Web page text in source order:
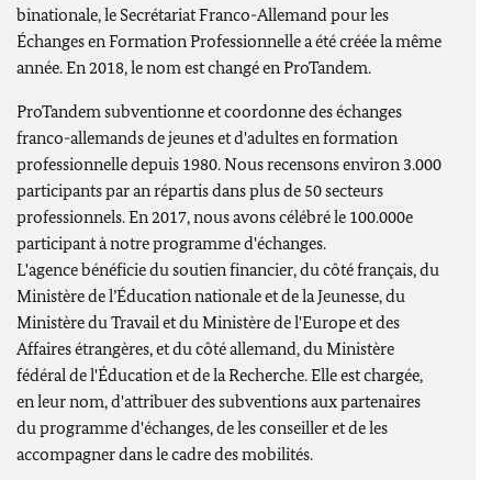
binationale, le Secrétariat Franco-Allemand pour les
Échanges en Formation Professionnelle a été créée la même
année. En 2018, le nom est changé en ProTandem.
ProTandem subventionne et coordonne des échanges
franco-allemands de jeunes et d'adultes en formation
professionnelle depuis 1980. Nous recensons environ 3.000
participants par an répartis dans plus de 50 secteurs
professionnels. En 2017, nous avons célébré le 100.000e
participant à notre programme d'échanges.
L'agence bénéficie du soutien financier, du côté français, du
Ministère de l’Éducation nationale et de la Jeunesse, du
Ministère du Travail et du Ministère de l'Europe et des
Affaires étrangères, et du côté allemand, du Ministère
fédéral de l'Éducation et de la Recherche. Elle est chargée,
en leur nom, d'attribuer des subventions aux partenaires
du programme d'échanges, de les conseiller et de les
accompagner dans le cadre des mobilités.